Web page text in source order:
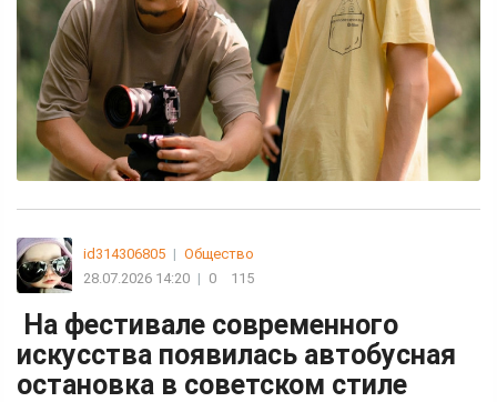
id314306805 | Общество
28.07.2026 14:20 | 0 115
На фестивале современного
искусства появилась автобусная
остановка в советском стиле